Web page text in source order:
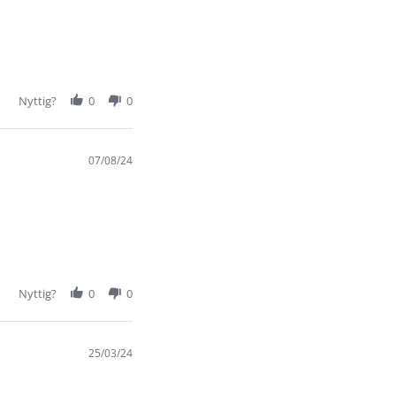
Nyttig? 0 0
07/08/24
Nyttig? 0 0
25/03/24